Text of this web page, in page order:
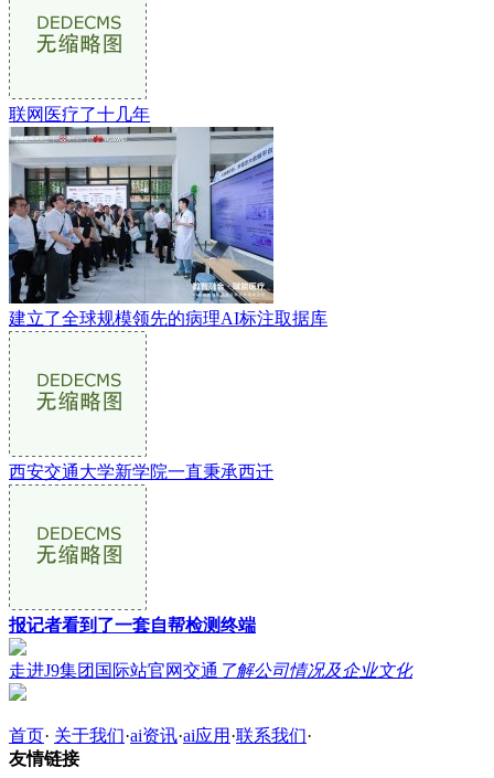
联网医疗了十几年
建立了全球规模领先的病理AI标注取据库
西安交通大学新学院一直秉承西迁
报记者看到了一套自帮检测终端
走进J9集团国际站官网交通 了解公司情况及企业文化
首页· 关于我们·ai资讯·ai应用 ·联系我们·
友情链接